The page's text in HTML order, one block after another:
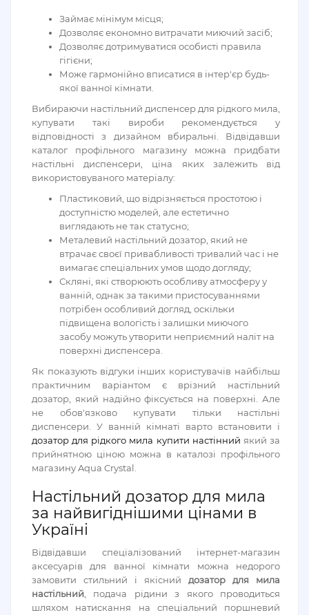
Займає мінімум місця;
Дозволяє економно витрачати миючий засіб;
Дозволяє дотримуватися особисті правила
гігієни;
Може гармонійно вписатися в інтер'єр будь-
якої ванної кімнати.
Вибираючи настільний диспенсер для рідкого мила,
купувати такі вироби рекомендується у
відповідності з дизайном вбиральні. Відвідавши
каталог профільного магазину можна придбати
настільні диспенсери, ціна яких залежить від
використовуваного матеріалу:
Пластиковий, що відрізняється простотою і
доступністю моделей, але естетично
виглядають не так статусно;
Металевий настільний дозатор, який не
втрачає своєї привабливості тривалий час і не
вимагає спеціальних умов щодо догляду;
Скляні, які створюють особливу атмосферу у
ванній, однак за такими пристосуваннями
потрібен особливий догляд, оскільки
підвищена вологість і залишки миючого
засобу можуть утворити неприємний наліт на
поверхні диспенсера.
Як показують відгуки інших користувачів найбільш
практичним варіантом є врізний настільний
дозатор, який надійно фіксується на поверхні. Але
не обов'язково купувати тільки настільні
диспенсери. У ванній кімнаті варто встановити і
дозатор для рідкого мила купити настінний який за
прийнятною ціною можна в каталозі профільного
магазину Aqua Crystal.
Настільний дозатор для мила
за найвигіднішими цінами в
Україні
Відвідавши спеціалізований інтернет-магазин
аксесуарів для ванної кімнати можна недорого
замовити стильний і якісний дозатор для мила
настільний , подача рідини з якого проводиться
шляхом натискання на спеціальний поршневий